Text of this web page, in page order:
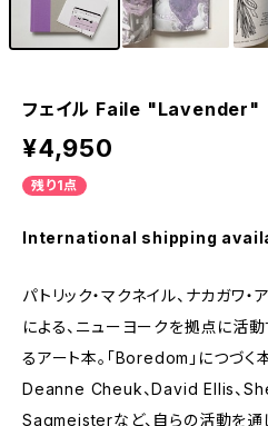
フェイル Faile "Lavender"
¥4,950
残り1点
International shipping
パトリック・マクネイル、ナカガワ・
による、ニューヨークを拠点に活
るアート本。「Boredom」につづく
Deanne Cheuk、David Ellis、
Sagmeisterなど、自らの活動を通